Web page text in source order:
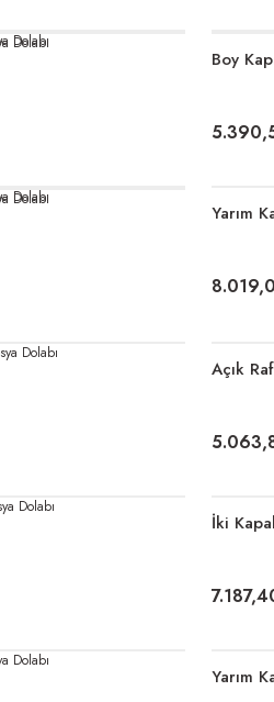
Boy
Yarım
Açık
İki
Yarım